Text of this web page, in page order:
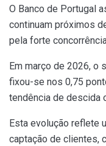
O Banco de Portugal
continuam próximos
pela forte
Em março de 2026, o
fixou-se nos 0,75
tendência de descida
Esta evolução reflete
captação de clientes,